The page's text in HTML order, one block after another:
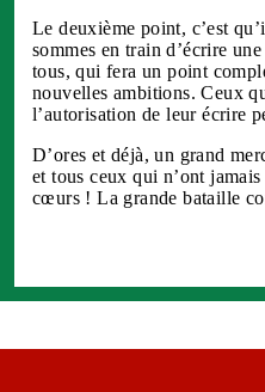
Le deuxième point, c’est
sommes en train d’écrire
tous, qui fera un point
nouvelles ambitions. Ceux
l’autorisation de leur écrire
D’ores et déjà, un grand
et tous ceux qui n’ont
cœurs ! La grande bataille